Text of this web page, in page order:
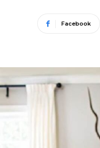
Facebook